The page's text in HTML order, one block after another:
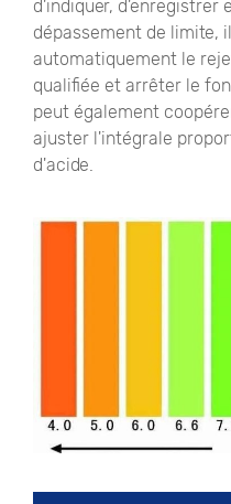
d'indiquer, d'enregistrer
dépassement de limite,
automatiquement le
qualifiée et arrêter le
peut également
ajuster l'intégrale
d'acide.